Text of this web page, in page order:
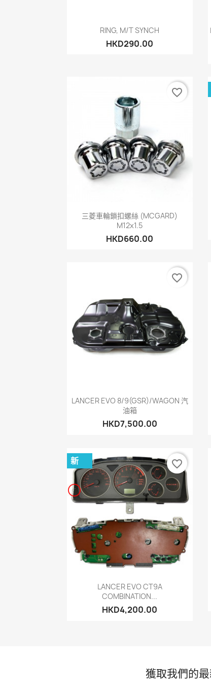
 快速查看
RING, M/T SYNCH
HKD290.00
快速查看
三菱車輪鎖扣螺絲 (MCGARD)
M12x1.5
HKD660.00
favorite_border
快速查看
LANCER EVO 8/9(GSR)/WAGON 汽
油箱
HKD7,500.00
favorite_border
快速查看
LANCER EVO CT9A
COMBINATION...
HKD4,200.00
新 favorite_border
獲取我們的